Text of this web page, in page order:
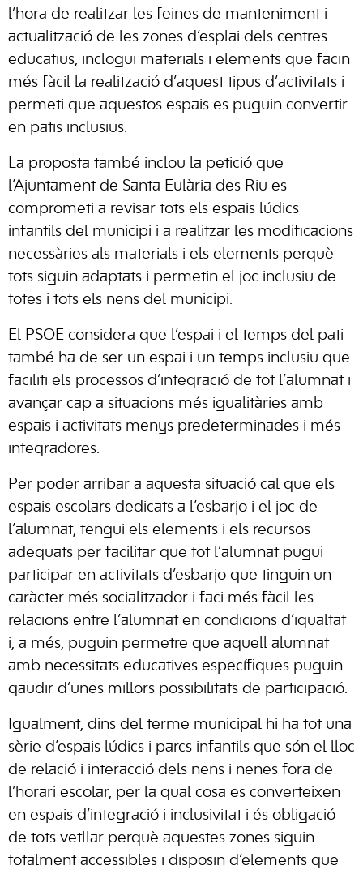
l’hora de realitzar les feines de manteniment i
actualització de les zones d’esplai dels centres
educatius, inclogui materials i elements que facin
més fàcil la realització d’aquest tipus d’activitats i
permeti que aquestos espais es puguin convertir
en patis inclusius.
La proposta també inclou la petició que
l’Ajuntament de Santa Eulària des Riu es
comprometi a revisar tots els espais lúdics
infantils del municipi i a realitzar les modificacions
necessàries als materials i els elements perquè
tots siguin adaptats i permetin el joc inclusiu de
totes i tots els nens del municipi.
El PSOE considera que l’espai i el temps del pati
també ha de ser un espai i un temps inclusiu que
faciliti els processos d’integració de tot l’alumnat i
avançar cap a situacions més igualitàries amb
espais i activitats menys predeterminades i més
integradores.
Per poder arribar a aquesta situació cal que els
espais escolars dedicats a l’esbarjo i el joc de
l’alumnat, tengui els elements i els recursos
adequats per facilitar que tot l’alumnat pugui
participar en activitats d’esbarjo que tinguin un
caràcter més socialitzador i faci més fàcil les
relacions entre l’alumnat en condicions d’igualtat
i, a més, puguin permetre que aquell alumnat
amb necessitats educatives específiques puguin
gaudir d’unes millors possibilitats de participació.
Igualment, dins del terme municipal hi ha tot una
sèrie d’espais lúdics i parcs infantils que són el lloc
de relació i interacció dels nens i nenes fora de
l’horari escolar, per la qual cosa es converteixen
en espais d’integració i inclusivitat i és obligació
de tots vetllar perquè aquestes zones siguin
totalment accessibles i disposin d’elements que